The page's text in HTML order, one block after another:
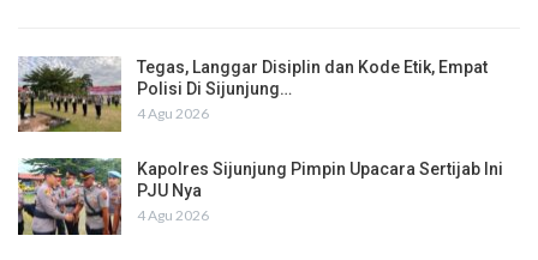
Tegas, Langgar Disiplin dan Kode Etik, Empat
Polisi Di Sijunjung…
4 Agu 2026
Kapolres Sijunjung Pimpin Upacara Sertijab Ini
PJU Nya
4 Agu 2026